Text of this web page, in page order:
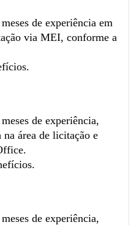
de experiência em
via MEI, conforme a
de experiência,
área de licitação e
de experiência,